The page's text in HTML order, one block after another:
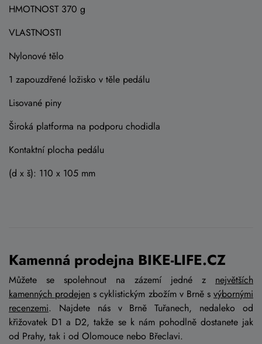
HMOTNOST 370 g
VLASTNOSTI
Nylonové tělo
1 zapouzdřené ložisko v těle pedálu
Lisované piny
Široká platforma na podporu chodidla
Kontaktní plocha pedálu
(d x š): 110 x 105 mm
Kamenná prodejna BIKE-LIFE.CZ
Můžete se spolehnout na zázemí jedné z největších
kamenných prodejen s cyklistickým zbožím v Brně s výbornými
recenzemi. Najdete nás v Brně Tuřanech, nedaleko od
křižovatek D1 a D2, takže se k nám pohodlně dostanete jak
od Prahy, tak i od Olomouce nebo Břeclavi.